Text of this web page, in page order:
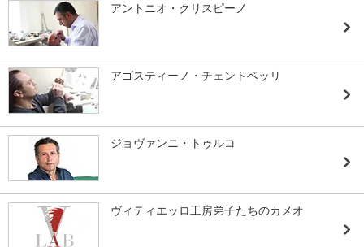
アントニオ・クリスピーノ
アゴスティーノ・チェントベッリ
ジョヴァンニ・トゥルコ
ヴィティエッロ工房弟子たちのカメオ